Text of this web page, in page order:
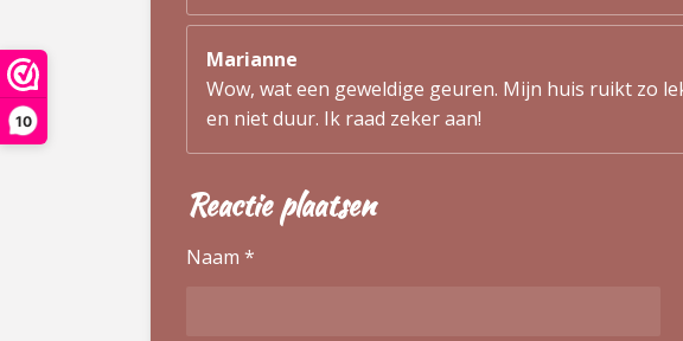
10
Marianne
Wow, wat een geweldige geuren. Mijn huis ruikt zo
en niet duur. Ik raad zeker aan!
Reactie plaatsen
Naam *